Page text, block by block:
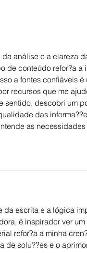
análise e a clareza
de conteúdo refor?a
a fontes confiáveis
recursos que me
sentido, descobri um
das
as
escrita e a lógica
é inspirador ver
refor?a a minha
de solu??es e o